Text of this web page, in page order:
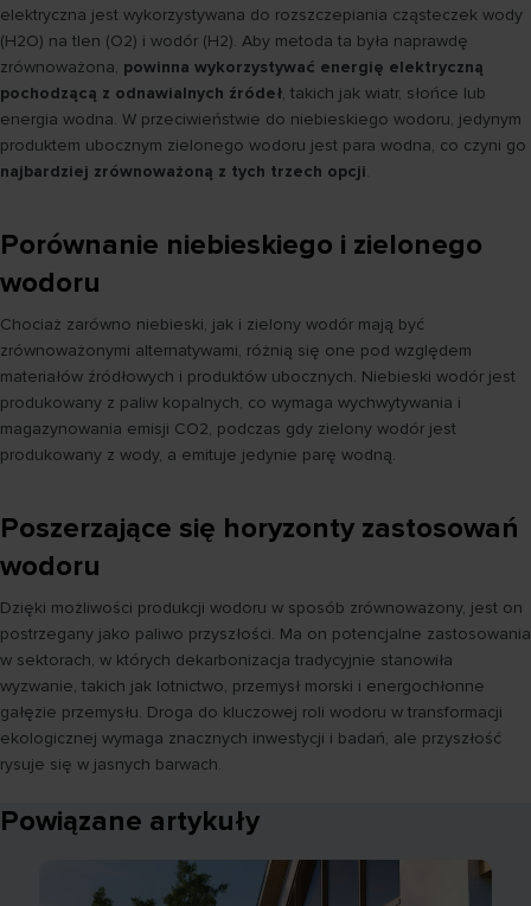
elektryczna jest wykorzystywana do rozszczepiania cząsteczek wody
(H2O) na tlen (O2) i wodór (H2). Aby metoda ta była naprawdę
zrównoważona, powinna wykorzystywać energię elektryczną
pochodzącą z odnawialnych źródeł, takich jak wiatr, słońce lub
energia wodna. W przeciwieństwie do niebieskiego wodoru, jedynym
produktem ubocznym zielonego wodoru jest para wodna, co czyni go
najbardziej zrównoważoną z tych trzech opcji.
Porównanie niebieskiego i zielonego
wodoru
Chociaż zarówno niebieski, jak i zielony wodór mają być
zrównoważonymi alternatywami, różnią się one pod względem
materiałów źródłowych i produktów ubocznych. Niebieski wodór jest
produkowany z paliw kopalnych, co wymaga wychwytywania i
magazynowania emisji CO2, podczas gdy zielony wodór jest
produkowany z wody, a emituje jedynie parę wodną.
Poszerzające się horyzonty zastosowań
wodoru
Dzięki możliwości produkcji wodoru w sposób zrównoważony, jest on
postrzegany jako paliwo przyszłości. Ma on potencjalne zastosowania
w sektorach, w których dekarbonizacja tradycyjnie stanowiła
wyzwanie, takich jak lotnictwo, przemysł morski i energochłonne
gałęzie przemysłu. Droga do kluczowej roli wodoru w transformacji
ekologicznej wymaga znacznych inwestycji i badań, ale przyszłość
rysuje się w jasnych barwach.
Powiązane artykuły